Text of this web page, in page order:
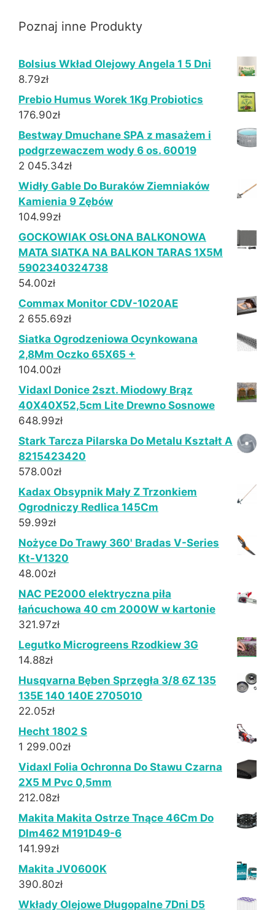
Poznaj inne Produkty
Bolsius Wkład Olejowy Angela 1 5 Dni
8.79zł
Prebio Humus Worek 1Kg Probiotics
176.90zł
Bestway Dmuchane SPA z masażem i
podgrzewaczem wody 6 os. 60019
2 045.34zł
Widły Gable Do Buraków Ziemniaków
Kamienia 9 Zębów
104.99zł
GOCKOWIAK OSŁONA BALKONOWA
MATA SIATKA NA BALKON TARAS 1X5M
5902340324738
54.00zł
Commax Monitor CDV-1020AE
2 655.69zł
Siatka Ogrodzeniowa Ocynkowana
2,8Mm Oczko 65X65 +
104.00zł
Vidaxl Donice 2szt. Miodowy Brąz
40X40X52,5cm Lite Drewno Sosnowe
648.99zł
Stark Tarcza Pilarska Do Metalu Kształt A
8215423420
578.00zł
Kadax Obsypnik Mały Z Trzonkiem
Ogrodniczy Redlica 145Cm
59.99zł
Nożyce Do Trawy 360' Bradas V-Series
Kt-V1320
48.00zł
NAC PE2000 elektryczna piła
łańcuchowa 40 cm 2000W w kartonie
321.97zł
Legutko Microgreens Rzodkiew 3G
14.88zł
Husqvarna Bęben Sprzęgła 3/8 6Z 135
135E 140 140E 2705010
22.05zł
Hecht 1802 S
1 299.00zł
Vidaxl Folia Ochronna Do Stawu Czarna
2X5 M Pvc 0,5mm
212.08zł
Makita Makita Ostrze Tnące 46Cm Do
Dlm462 M191D49-6
141.99zł
Makita JV0600K
390.80zł
Wkłady Olejowe Długopalne 7Dni D5